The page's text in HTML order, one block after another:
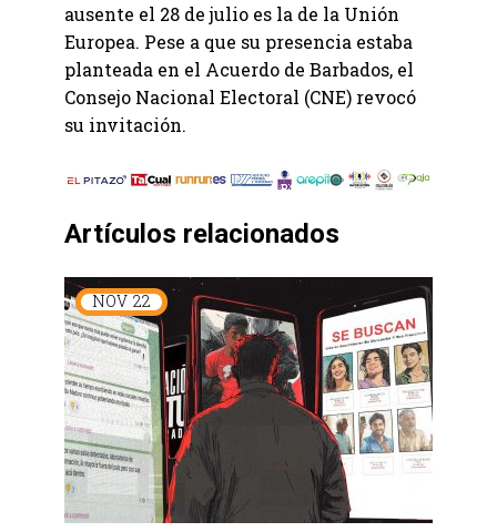
ausente el 28 de julio es la de la Unión
Europea. Pese a que su presencia estaba
planteada en el Acuerdo de Barbados, el
Consejo Nacional Electoral (CNE) revocó
su invitación.
Artículos relacionados
NOV 22